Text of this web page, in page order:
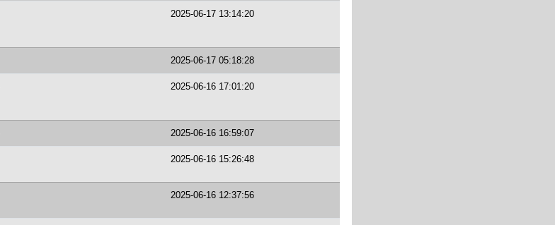
2025-06-17 13:14:20
2025-06-17 05:18:28
2025-06-16 17:01:20
2025-06-16 16:59:07
2025-06-16 15:26:48
2025-06-16 12:37:56